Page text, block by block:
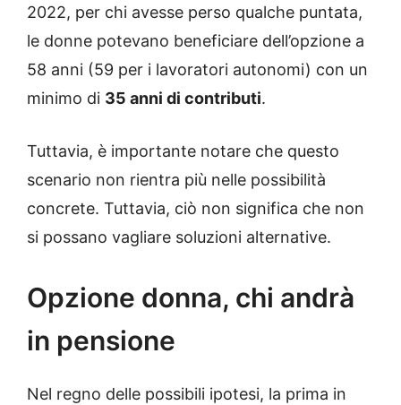
2022, per chi avesse perso qualche puntata,
le donne potevano beneficiare dell’opzione a
58 anni (59 per i lavoratori autonomi) con un
minimo di 35 anni di contributi.
Tuttavia, è importante notare che questo
scenario non rientra più nelle possibilità
concrete. Tuttavia, ciò non significa che non
si possano vagliare soluzioni alternative.
Opzione donna, chi andrà
in pensione
Nel regno delle possibili ipotesi, la prima in